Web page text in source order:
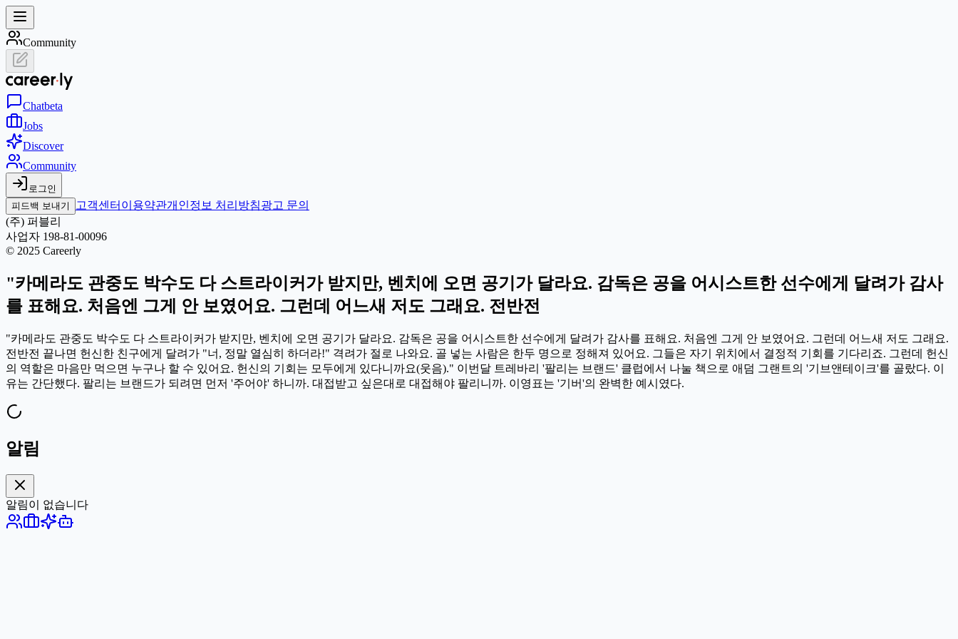
Community
Chatbeta
Jobs
Discover
Community
로그인
피드백 보내기
고객센터 이용약관개인정보 처리방침광고 문의
(주) 퍼블리
사업자 198-81-00096
© 2025 Careerly
"카메라도 관중도 박수도 다 스트라이커가 받지만, 벤치에 오면 공기가 달라요. 감독은 공을 어시스트한 선수에게 달려가 감사
를 표해요. 처음엔 그게 안 보였어요. 그런데 어느새 저도 그래요. 전반전
"카메라도 관중도 박수도 다 스트라이커가 받지만, 벤치에 오면 공기가 달라요. 감독은 공을 어시스트한 선수에게 달려가 감사를 표해요. 처음엔 그게 안 보였어요. 그런데 어느새 저도 그래요.
전반전 끝나면 헌신한 친구에게 달려가 "너, 정말 열심히 하더라!" 격려가 절로 나와요. 골 넣는 사람은 한두 명으로 정해져 있어요. 그들은 자기 위치에서 결정적 기회를 기다리죠. 그런데 헌신
의 역할은 마음만 먹으면 누구나 할 수 있어요. 헌신의 기회는 모두에게 있다니까요(웃음)." 이번달 트레바리 '팔리는 브랜드' 클럽에서 나눌 책으로 애덤 그랜트의 '기브앤테이크'를 골랐다. 이
유는 간단했다. 팔리는 브랜드가 되려면 먼저 '주어야' 하니까. 대접받고 싶은대로 대접해야 팔리니까. 이영표는 '기버'의 완벽한 예시였다.
알림
알림이 없습니다